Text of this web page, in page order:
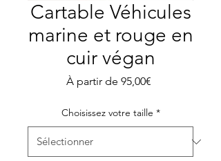
Cartable Véhicules
marine et rouge en
cuir végan
À partir de 95,00€
Choisissez votre taille *